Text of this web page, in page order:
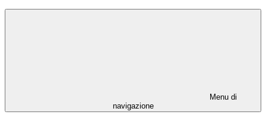
Menu di
navigazione